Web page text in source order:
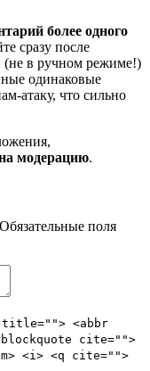
более одного
сразу после
(не в ручном режиме!)
одинаковые
атаку, что сильно
модерацию.
Обязательные поля
<abbr
cite="">
<i> <q cite="">